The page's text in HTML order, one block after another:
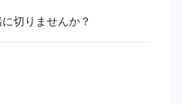
切りませんか？